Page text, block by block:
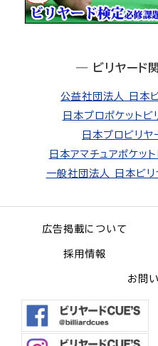
― ビリヤード
公益社団法人 日本
日本プロポケットビ
日本プロビリヤ
日本アマチュアポケッ
一般社団法人 日本ビリ
広告掲載について
採用情報
お問